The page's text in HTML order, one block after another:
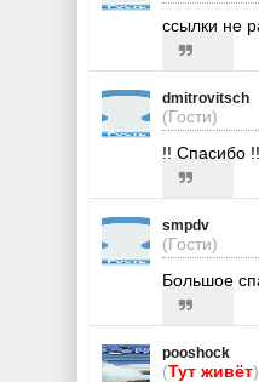
cсылки не
dmitrovitsch
(Гости)
!! Спасибо !!
smpdv
(Гости)
Большое
pooshock
(Тут живёт)